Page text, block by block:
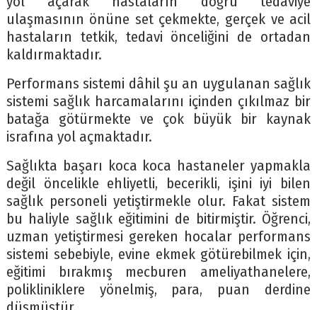
ulaşmasının önüne set çekmekte, gerçek ve acil
hastaların tetkik, tedavi önceliğini de ortadan
kaldırmaktadır.
Performans sistemi dâhil şu an uygulanan sağlık
sistemi sağlık harcamalarını içinden çıkılmaz bir
batağa götürmekte ve çok büyük bir kaynak
israfına yol açmaktadır.
Sağlıkta başarı koca koca hastaneler yapmakla
değil öncelikle ehliyetli, becerikli, işini iyi bilen
sağlık personeli yetiştirmekle olur. Fakat sistem
bu haliyle sağlık eğitimini de bitirmiştir. Öğrenci,
uzman yetiştirmesi gereken hocalar performans
sistemi sebebiyle, evine ekmek götürebilmek için,
eğitimi bırakmış mecburen ameliyathanelere,
polikliniklere yönelmiş, para, puan derdine